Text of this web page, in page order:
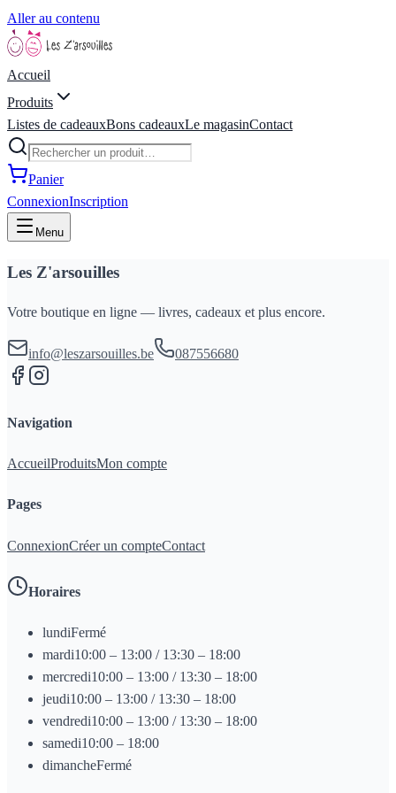
Aller au contenu
Accueil
Produits
Listes de cadeauxBons cadeauxLe magasinContact
Panier
ConnexionInscription
Menu
Les Z'arsouilles
Votre boutique en ligne — livres, cadeaux et plus encore.
info@leszarsouilles.be 087556680
Navigation
AccueilProduitsMon compte
Pages
ConnexionCréer un compteContact
Horaires
lundiFermé
mardi10:00 – 13:00 / 13:30 – 18:00
mercredi10:00 – 13:00 / 13:30 – 18:00
jeudi10:00 – 13:00 / 13:30 – 18:00
vendredi10:00 – 13:00 / 13:30 – 18:00
samedi10:00 – 18:00
dimancheFermé